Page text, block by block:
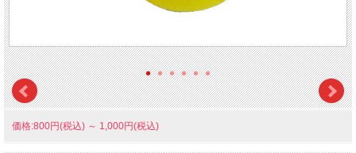
価格:800円(税込) ～ 1,000円(税込)